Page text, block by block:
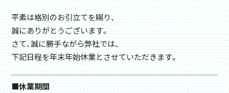
平素は格別のお引立てを賜り、
誠にありがとうございます。
さて、誠に勝手ながら弊社では、
下記日程を年末年始休業とさせていただきます。
■休業期間